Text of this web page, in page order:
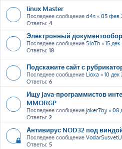
linux Master
Последнее сообщение d4s « 05 фев
Ответы: 4
Электронный
Последнее сообщение SloTh « 15
Ответы: 18
Подскажите сайт с
Последнее сообщение Lioxa « 10 дек
Ответы: 6
Ищу Java-программистов
MMORGP
Последнее сообщение joker7by« 08
Ответы: 2
Антивирус NOD32 под
Последнее сообщение VodarSusvetU
Ответы: 5